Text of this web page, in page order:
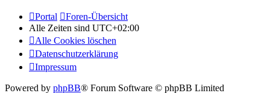
Portal
Foren-Übersicht
Alle Zeiten sind UTC+02:00
Alle Cookies löschen
Datenschutzerklärung
Impressum
Powered by phpBB® Forum Software © phpBB Limited